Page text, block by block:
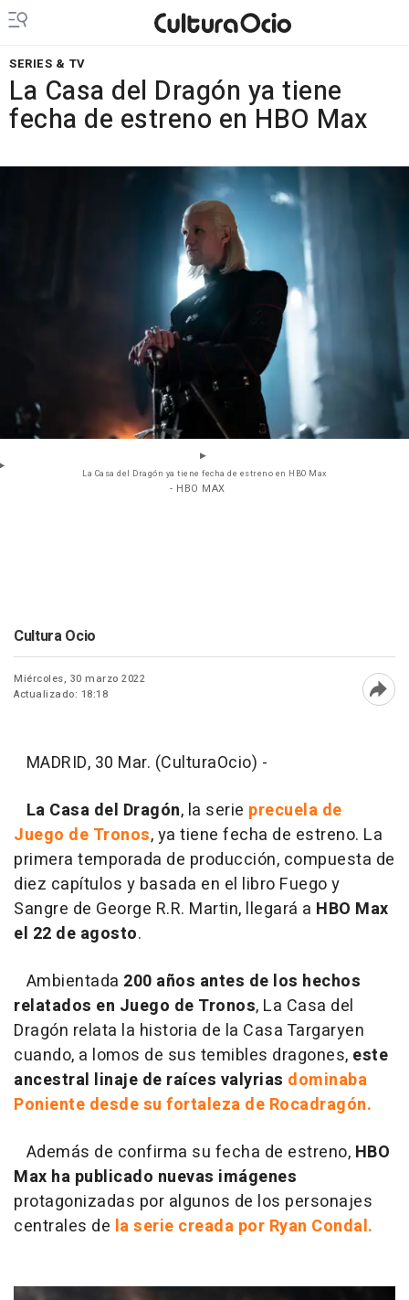
SERIES & TV
La Casa del Dragón ya tiene
fecha de estreno en HBO Max
La Casa del Dragón ya tiene fecha de estreno en HBO Max
- HBO MAX
Cultura Ocio
Miércoles, 30 marzo 2022
Actualizado: 18:18
MADRID, 30 Mar. (CulturaOcio) -
La Casa del Dragón, la serie precuela de
Juego de Tronos, ya tiene fecha de estreno. La
primera temporada de producción, compuesta de
diez capítulos y basada en el libro Fuego y
Sangre de George R.R. Martin, llegará a HBO Max
el 22 de agosto.
Ambientada 200 años antes de los hechos
relatados en Juego de Tronos, La Casa del
Dragón relata la historia de la Casa Targaryen
cuando, a lomos de sus temibles dragones, este
ancestral linaje de raíces valyrias dominaba
Poniente desde su fortaleza de Rocadragón.
Además de confirma su fecha de estreno, HBO
Max ha publicado nuevas imágenes
protagonizadas por algunos de los personajes
centrales de la serie creada por Ryan Condal.